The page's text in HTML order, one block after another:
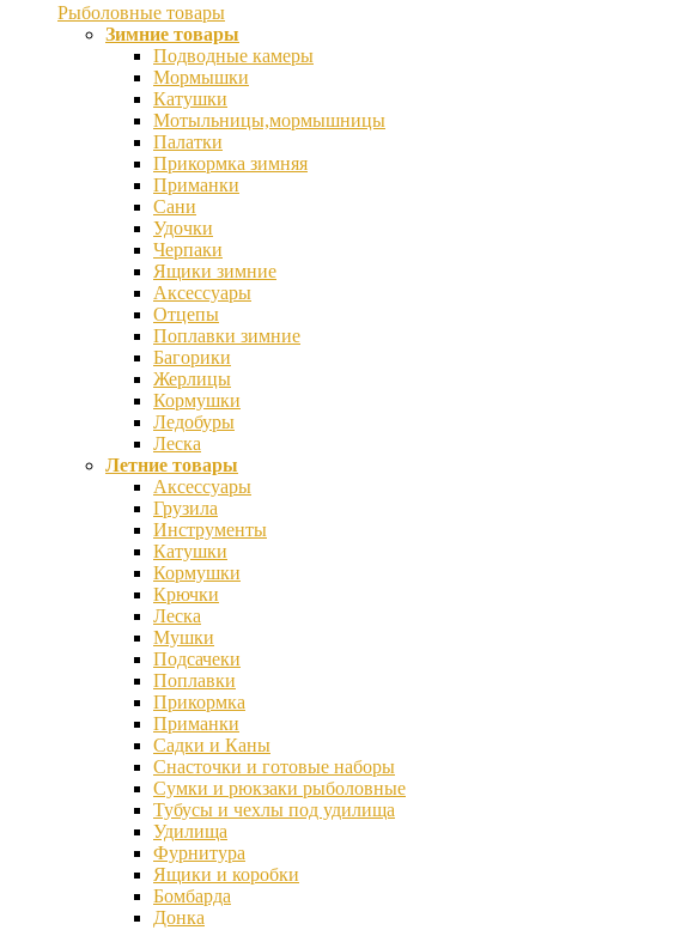
Рыболовные товары
Зимние товары
Подводные камеры
Мормышки
Катушки
Мотыльницы,мормышницы
Палатки
Прикормка зимняя
Приманки
Сани
Удочки
Черпаки
Ящики зимние
Аксессуары
Отцепы
Поплавки зимние
Багорики
Жерлицы
Кормушки
Ледобуры
Леска
Летние товары
Аксессуары
Грузила
Инструменты
Катушки
Кормушки
Крючки
Леска
Мушки
Подсачеки
Поплавки
Прикормка
Приманки
Садки и Каны
Снасточки и готовые наборы
Сумки и рюкзаки рыболовные
Тубусы и чехлы под удилища
Удилища
Фурнитура
Ящики и коробки
Бомбарда
Донка